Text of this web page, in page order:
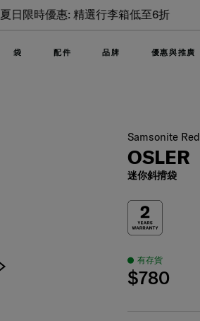
夏日限時優惠: 精選行李箱低至6折
袋 配件 品牌 優惠與推廣
Samsonite Red
OSLER
迷你斜揹袋
有存貨
$780